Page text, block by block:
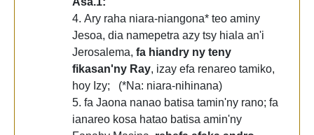
4. Ary raha niara-niangona* teo aminy
Jesoa, dia namepetra azy tsy hiala an'i
Jerosalema, fa hiandry ny teny
fikasan'ny Ray, izay efa renareo tamiko,
hoy Izy; (*Na: niara-nihinana)
5. fa Jaona nanao batisa tamin'ny rano; fa
ianareo kosa hatao batisa amin'ny